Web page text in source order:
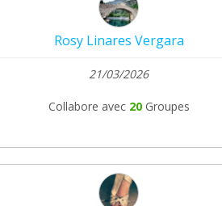
Rosy Linares Vergara
21/03/2026
Collabore avec 20 Groupes